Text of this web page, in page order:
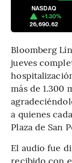
NASDAQ
+1.30%
26,690.62
Bloomberg
jueves
más de 1.300
a quienes
Plaza de San
El audio fue
recibido con